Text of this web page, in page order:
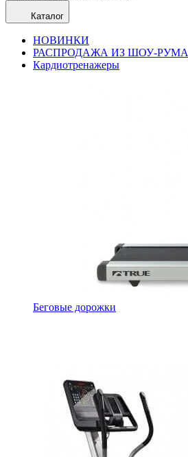
Каталог
НОВИНКИ
РАСПРОДАЖА ИЗ ШОУ-РУМА
Кардиотренажеры
Беговые дорожки